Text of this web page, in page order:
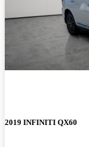
2019 INFINITI QX60